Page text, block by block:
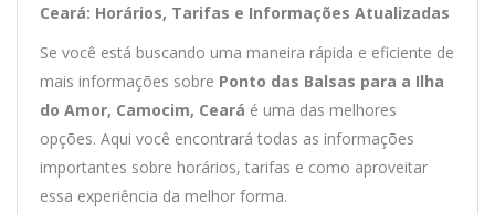
Ceará: Horários, Tarifas e Informações Atualizadas
Se você está buscando uma maneira rápida e eficiente de
mais informações sobre Ponto das Balsas para a Ilha
do Amor, Camocim, Ceará é uma das melhores
opções. Aqui você encontrará todas as informações
importantes sobre horários, tarifas e como aproveitar
essa experiência da melhor forma.